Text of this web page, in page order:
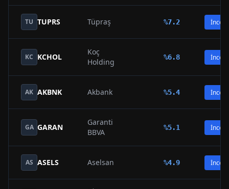
TU TUPRS Tüpraş %7.2 İncele
KC KCHOL
Koç
Holding
%6.8 İncele
AK AKBNK Akbank %5.4 İncele
GA GARAN
Garanti
BBVA
%5.1 İncele
AS ASELS Aselsan %4.9 İncele